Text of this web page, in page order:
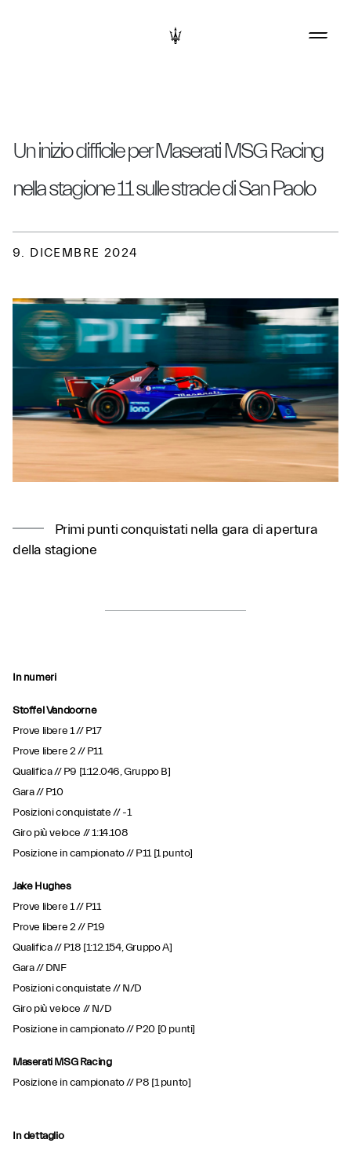
Un inizio difficile per Maserati MSG Racing
nella stagione 11 sulle strade di San Paolo
9. DICEMBRE 2024
Primi punti conquistati nella gara di apertura
della stagione
In numeri
Stoffel Vandoorne
Prove libere 1 // P17
Prove libere 2 // P11
Qualifica // P9 [1:12.046, Gruppo B]
Gara // P10
Posizioni conquistate // -1
Giro più veloce // 1:14.108
Posizione in campionato // P11 [1 punto]
Jake Hughes
Prove libere 1 // P11
Prove libere 2 // P19
Qualifica // P18 [1:12.154, Gruppo A]
Gara // DNF
Posizioni conquistate // N/D
Giro più veloce // N/D
Posizione in campionato // P20 [0 punti]
Maserati MSG Racing
Posizione in campionato // P8 [1 punto]
In dettaglio